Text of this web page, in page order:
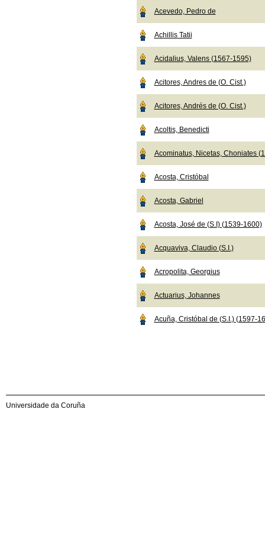
Acevedo, Pedro de
Achillis Tatii
Acidalius, Valens (1567-1595)
Acitores, Andres de (O. Cist.)
Acitores, Andrés de (O. Cist.)
Acoltis, Benedicti
Acominatus, Nicetas, Choniates
Acosta, Cristóbal
Acosta, Gabriel
Acosta, José de (S.I) (1539-1600)
Acquaviva, Claudio (S.I.)
Acropolita, Georgius
Actuarius, Johannes
Acuña, Cristóbal de (S.I.) (1597-
Universidade da Coruña